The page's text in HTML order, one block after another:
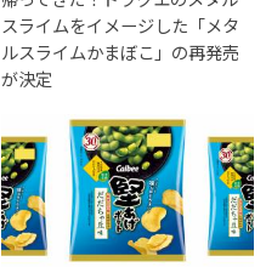
スライムをイメージした「メタ
ルスライムかまぼこ」の再発売
が決定